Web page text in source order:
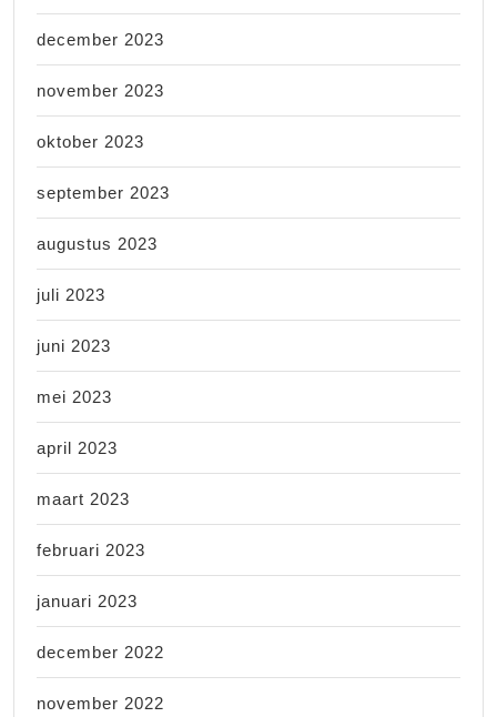
december 2023
november 2023
oktober 2023
september 2023
augustus 2023
juli 2023
juni 2023
mei 2023
april 2023
maart 2023
februari 2023
januari 2023
december 2022
november 2022